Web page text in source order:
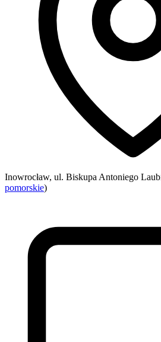
Inowrocław, ul. Biskupa Antoniego
pomorskie)